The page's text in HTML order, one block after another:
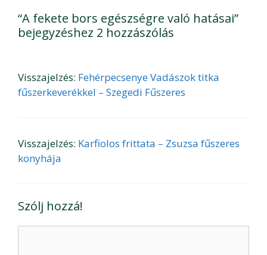
“A fekete bors egészségre való hatásai”
bejegyzéshez 2 hozzászólás
Visszajelzés: Fehérpecsenye Vadászok titka
fűszerkeverékkel – Szegedi Fűszeres
Visszajelzés: Karfiolos frittata – Zsuzsa fűszeres
konyhája
Szólj hozzá!